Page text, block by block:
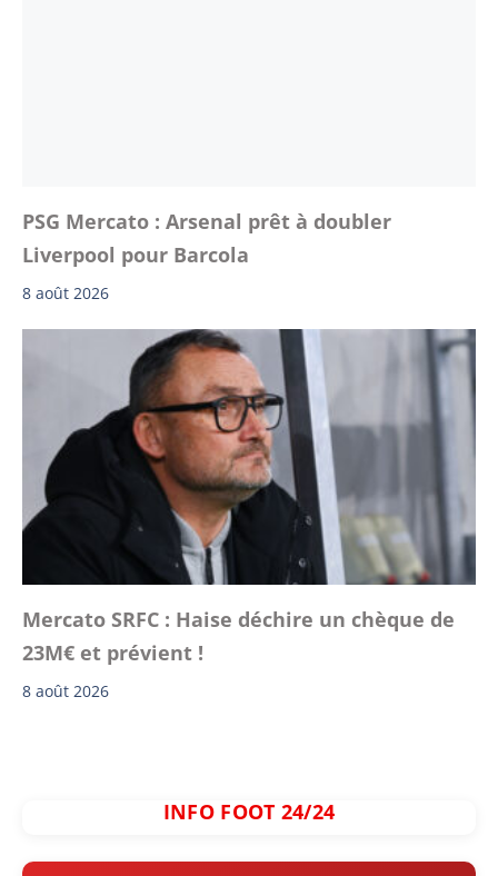
PSG Mercato : Arsenal prêt à doubler
Liverpool pour Barcola
8 août 2026
Mercato SRFC : Haise déchire un chèque de
23M€ et prévient !
8 août 2026
INFO FOOT 24/24